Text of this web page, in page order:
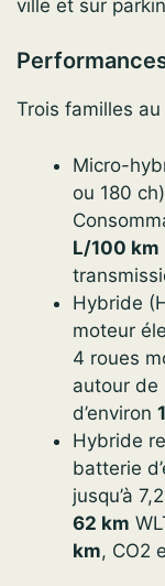
ville et sur
Trois familles
Micro-
ou 180
L/100 km
Hybride
moteur
4 roues
autour de
d’environ
Hybride
batterie
jusqu’à
62 km
km, CO2